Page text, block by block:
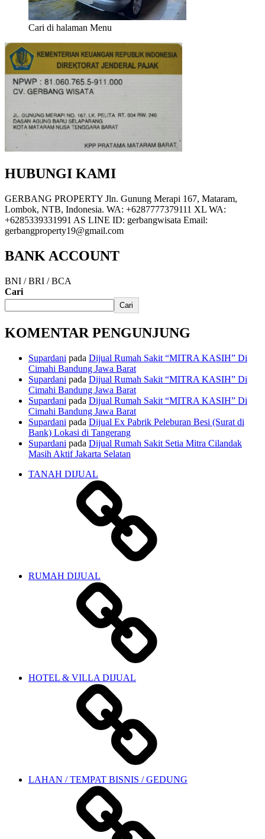
Cari di halaman Menu
HUBUNGI KAMI
GERBANG PROPERTY Jln. Gunung Merapi 167, Mataram,
Lombok, NTB, Indonesia. WA: +6287777379111 XL WA:
+6285339331991 AS LINE ID: gerbangwisata Email:
gerbangproperty19@gmail.com
BANK ACCOUNT
BNI / BRI / BCA
Cari
Cari
KOMENTAR PENGUNJUNG
Supardani pada Dijual Rumah Sakit “MITRA KASIH” Di
Cimahi Bandung Jawa Barat
Supardani pada Dijual Rumah Sakit “MITRA KASIH” Di
Cimahi Bandung Jawa Barat
Supardani pada Dijual Rumah Sakit “MITRA KASIH” Di
Cimahi Bandung Jawa Barat
Supardani pada Dijual Ex Pabrik Peleburan Besi (Surat di
Bank) Lokasi di Tangerang
Supardani pada Dijual Rumah Sakit Setia Mitra Cilandak
Masih Aktif Jakarta Selatan
TANAH DIJUAL
RUMAH DIJUAL
HOTEL & VILLA DIJUAL
LAHAN / TEMPAT BISNIS / GEDUNG